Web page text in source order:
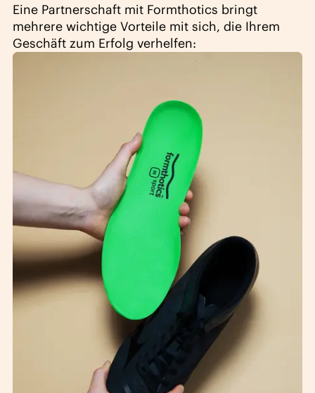
Eine Partnerschaft mit Formthotics bringt
mehrere wichtige Vorteile mit sich, die Ihrem
Geschäft zum Erfolg verhelfen: